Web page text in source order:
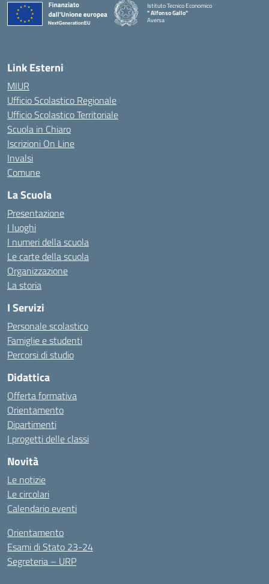
Istituto Tecnico Economico
" Alfonso Gallo"
Aversa
Link Esterni
MIUR
Ufficio Scolastico Regionale
Ufficio Scolastico Territoriale
Scuola in Chiaro
Iscrizioni On Line
Invalsi
Comune
La Scuola
Presentazione
I luoghi
I numeri della scuola
Le carte della scuola
Organizzazione
La storia
I Servizi
Personale scolastico
Famiglie e studenti
Percorsi di studio
Didattica
Offerta formativa
Orientamento
Dipartimenti
I progetti delle classi
Novità
Le notizie
Le circolari
Calendario eventi
Orientamento
Esami di Stato 23-24
Segreteria – URP